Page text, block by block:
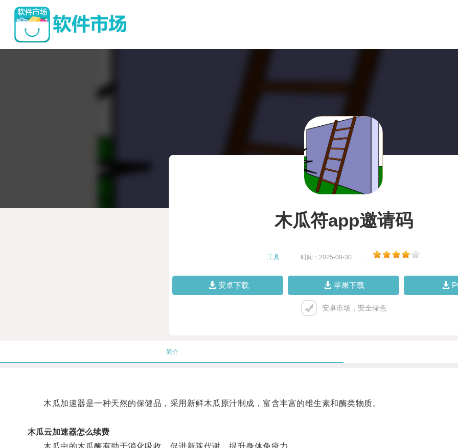
木瓜符app邀请码
工具 时间：2025-08-30
安卓下载 苹果下载
安卓市场，安全绿色
简介
木瓜加速器是一种天然的保健品，采用新鲜木瓜原汁制成，富含丰富的维生素和酶类物质。
木瓜云加速器怎么续费
木瓜中的木瓜酶有助于消化吸收，促进新陈代谢，提升身体免疫力。